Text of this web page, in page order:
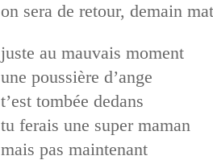
on sera de retour, demain
juste au mauvais moment
une poussière d’ange
t’est tombée dedans
tu ferais une super maman
mais pas maintenant